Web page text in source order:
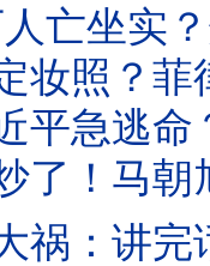
叛变？财新网发文追打王岐
！中纪委内鬼作乱，习官
泽接总书记班路线图流出？王
王沪宁访朝，反复双手合十向
土鳖拎马桶，AI大会是丐帮来